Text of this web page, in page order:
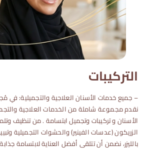
التركيبات
– جميع خدمات الأسنان العلاجية والتجميلية: في
نقدم مجموعة شاملة من الخدمات العلاجية
الأسنان و تركيبات وتجميل ابتسامة . من تنظيف
الزريكون (عدسات الفينير) والحشوات التجميلية
بالليزر، نضمن أن تتلقى أفضل العناية لابتسامة